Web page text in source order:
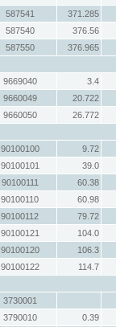
587541
371.285
587540
376.56
587550
376.965
9669040
3.4
9660049
20.722
9660050
26.772
90100100
9.72
90100101
39.0
90100111
60.38
90100110
60.98
90100112
79.72
90100121
104.0
90100120
106.3
90100122
114.7
3730001
3790010
0.39